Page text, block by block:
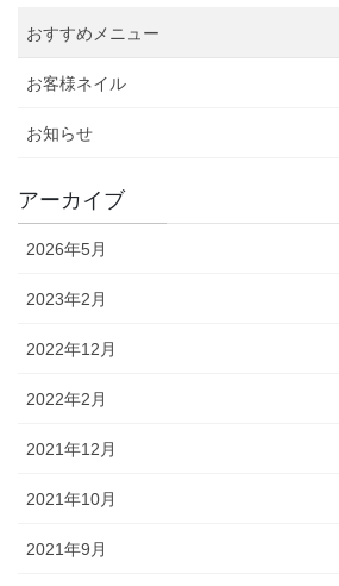
おすすめメニュー
お客様ネイル
お知らせ
アーカイブ
2026年5月
2023年2月
2022年12月
2022年2月
2021年12月
2021年10月
2021年9月